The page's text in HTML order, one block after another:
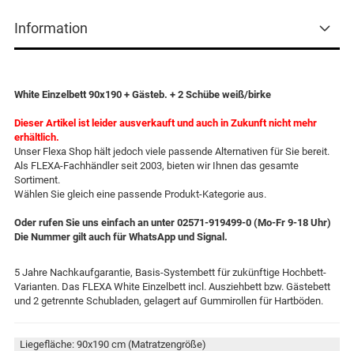
Information
White Einzelbett 90x190 + Gästeb. + 2 Schübe weiß/birke
Dieser Artikel ist leider ausverkauft und auch in Zukunft nicht mehr
erhältlich.
Unser Flexa Shop hält jedoch viele passende Alternativen für Sie bereit.
Als FLEXA-Fachhändler seit 2003, bieten wir Ihnen das gesamte
Sortiment.
Wählen Sie gleich eine passende Produkt-Kategorie aus.
Oder rufen Sie uns einfach an unter 02571-919499-0 (Mo-Fr 9-18 Uhr)
Die Nummer gilt auch für WhatsApp und Signal.
5 Jahre Nachkaufgarantie, Basis-Systembett für zukünftige Hochbett-
Varianten. Das FLEXA White Einzelbett incl. Ausziehbett bzw. Gästebett
und 2 getrennte Schubladen, gelagert auf Gummirollen für Hartböden.
Liegefläche: 90x190 cm (Matratzengröße)